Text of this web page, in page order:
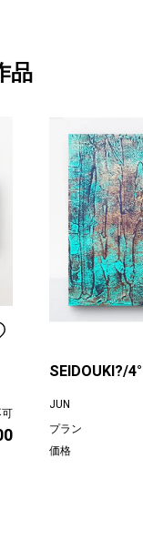
品
可
SEIDOUKI?/4°
JUN
プラン
価格